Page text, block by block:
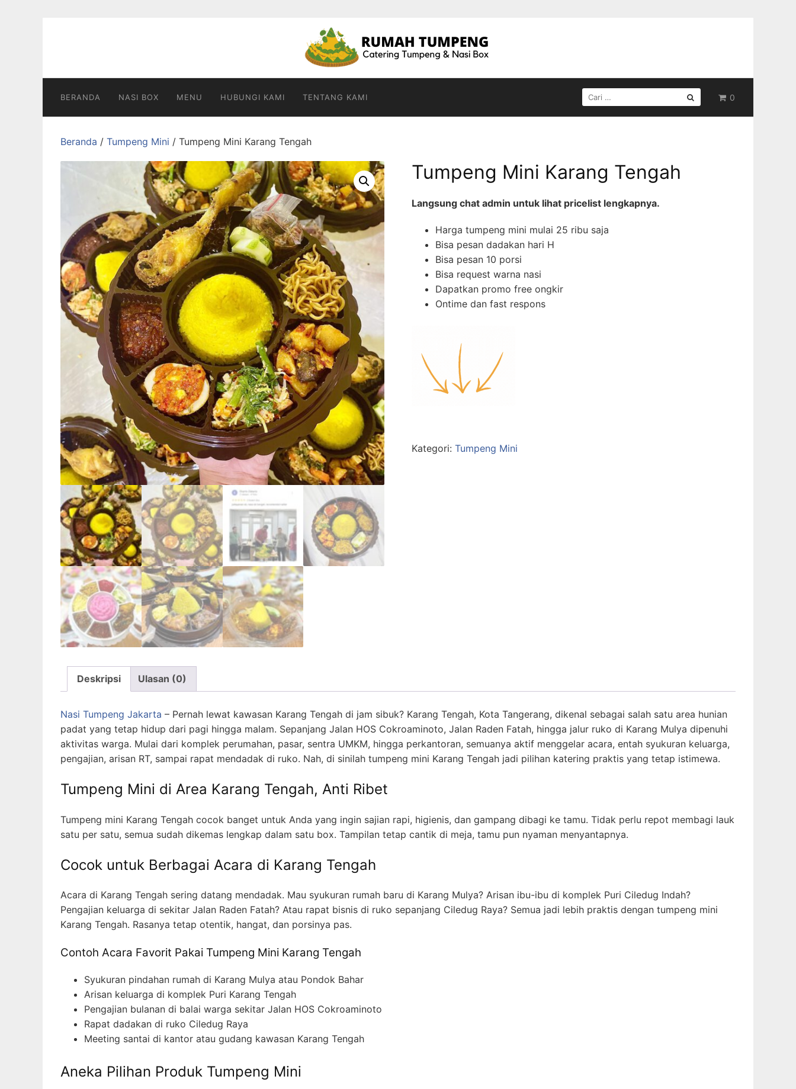
0
BERANDA NASI BOX MENU HUBUNGI KAMI TENTANG KAMI
CARI
UNTUK:
Beranda / Tumpeng Mini / Tumpeng Mini Karang Tengah
Tumpeng Mini Karang Tengah
Langsung chat admin untuk lihat pricelist lengkapnya.
Harga tumpeng mini mulai 25 ribu saja
Bisa pesan dadakan hari H
Bisa pesan 10 porsi
Bisa request warna nasi
Dapatkan promo free ongkir
Ontime dan fast respons
Kategori: Tumpeng Mini
Deskripsi Ulasan (0)
Nasi Tumpeng Jakarta – Pernah lewat kawasan Karang Tengah di jam sibuk? Karang Tengah, Kota Tangerang, dikenal sebagai salah satu area hunian
padat yang tetap hidup dari pagi hingga malam. Sepanjang Jalan HOS Cokroaminoto, Jalan Raden Fatah, hingga jalur ruko di Karang Mulya dipenuhi
aktivitas warga. Mulai dari komplek perumahan, pasar, sentra UMKM, hingga perkantoran, semuanya aktif menggelar acara, entah syukuran keluarga,
pengajian, arisan RT, sampai rapat mendadak di ruko. Nah, di sinilah tumpeng mini Karang Tengah jadi pilihan katering praktis yang tetap istimewa.
Tumpeng Mini di Area Karang Tengah, Anti Ribet
Tumpeng mini Karang Tengah cocok banget untuk Anda yang ingin sajian rapi, higienis, dan gampang dibagi ke tamu. Tidak perlu repot membagi lauk
satu per satu, semua sudah dikemas lengkap dalam satu box. Tampilan tetap cantik di meja, tamu pun nyaman menyantapnya.
Cocok untuk Berbagai Acara di Karang Tengah
Acara di Karang Tengah sering datang mendadak. Mau syukuran rumah baru di Karang Mulya? Arisan ibu-ibu di komplek Puri Ciledug Indah?
Pengajian keluarga di sekitar Jalan Raden Fatah? Atau rapat bisnis di ruko sepanjang Ciledug Raya? Semua jadi lebih praktis dengan tumpeng mini
Karang Tengah. Rasanya tetap otentik, hangat, dan porsinya pas.
Contoh Acara Favorit Pakai Tumpeng Mini Karang Tengah
Syukuran pindahan rumah di Karang Mulya atau Pondok Bahar
Arisan keluarga di komplek Puri Karang Tengah
Pengajian bulanan di balai warga sekitar Jalan HOS Cokroaminoto
Rapat dadakan di ruko Ciledug Raya
Meeting santai di kantor atau gudang kawasan Karang Tengah
Aneka Pilihan Produk Tumpeng Mini